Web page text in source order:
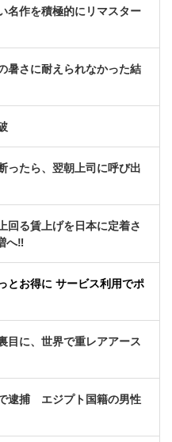
名作を積極的にリマスター
暑さに耐えられなかった結
ったら、翌朝上司に呼び出
回る賃上げを日本に定着さ
へ‼
とお得に サービス利用でポ
目に、世界で重レアアース
逮捕 エジプト国籍の男性